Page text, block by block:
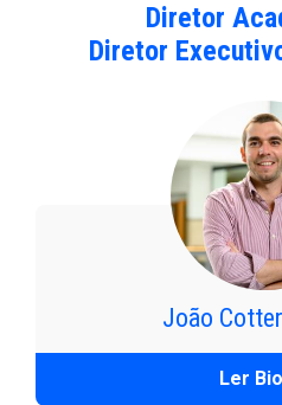
Diretor
Diretor
Ler Bio
João